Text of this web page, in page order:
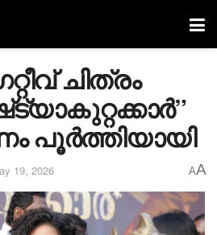
ചിത്രം
പൂര്‍ത്തിയായി
19, 2026 AA